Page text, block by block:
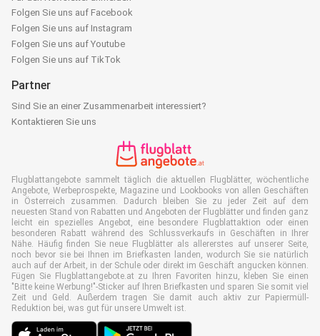
Folgen Sie uns auf Facebook
Folgen Sie uns auf Instagram
Folgen Sie uns auf Youtube
Folgen Sie uns auf TikTok
Partner
Sind Sie an einer Zusammenarbeit interessiert?
Kontaktieren Sie uns
Flugblattangebote sammelt täglich die aktuellen Flugblätter, wöchentliche
Angebote, Werbeprospekte, Magazine und Lookbooks von allen Geschäften
in Österreich zusammen. Dadurch bleiben Sie zu jeder Zeit auf dem
neuesten Stand von Rabatten und Angeboten der Flugblätter und finden ganz
leicht ein spezielles Angebot, eine besondere Flugblattaktion oder einen
besonderen Rabatt während des Schlussverkaufs in Geschäften in Ihrer
Nähe. Häufig finden Sie neue Flugblätter als allererstes auf unserer Seite,
noch bevor sie bei Ihnen im Briefkasten landen, wodurch Sie sie natürlich
auch auf der Arbeit, in der Schule oder direkt im Geschäft angucken können.
Fügen Sie Flugblattangebote.at zu Ihren Favoriten hinzu, kleben Sie einen
"Bitte keine Werbung!"-Sticker auf Ihren Briefkasten und sparen Sie somit viel
Zeit und Geld. Außerdem tragen Sie damit auch aktiv zur Papiermüll-
Reduktion bei, was gut für unsere Umwelt ist.